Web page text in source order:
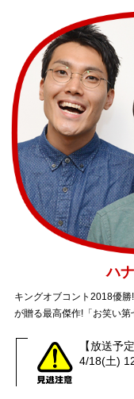
ハ
キングオブコント2018優
が贈る最高傑作!「お笑い第
【放送予定
4/18(土)